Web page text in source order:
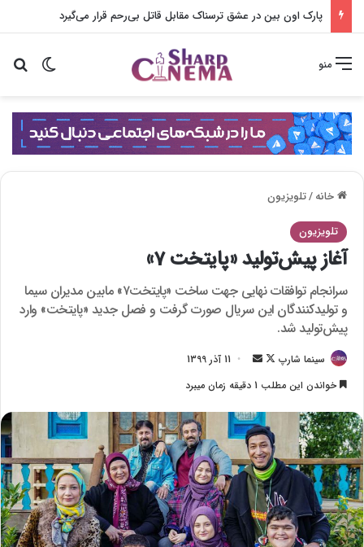
پارک اون بین در عشق ترسناک مقابل قاتل بی‌رحم قرار می‌گیرد
تغییر منو
خانه/تلویزیون
تلویزیون
آغاز پیش‌تولید «پایتخت 7»
سرانجام توافقات نهایی جهت ساخت «پایتخت۷» مابین مدیران سیما
و تولیدکنندگان این سریال صورت گرفت و فصل جدید «پایتخت» وارد
پیش‌تولید شد.
سینما شارپ
F
l
o
w
o
n
X
ا
ل
ا
ی
م
ی
ل
11 آذر 1399
خواندن این مطلب 1 دقیقه زمان میبرد